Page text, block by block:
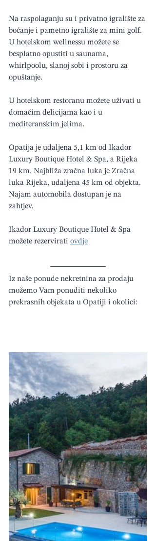
Na raspolaganju su i privatno igralište za
boćanje i pametno igralište za mini golf.
U hotelskom wellnessu možete se
besplatno opustiti u saunama,
whirlpoolu, slanoj sobi i prostoru za
opuštanje.
U hotelskom restoranu možete uživati ​​u
domaćim delicijama kao i u
mediteranskim jelima.
Opatija je udaljena 5,1 km od Ikador
Luxury Boutique Hotel & Spa, a Rijeka
19 km. Najbliža zračna luka je Zračna
luka Rijeka, udaljena 45 km od objekta.
Najam automobila dostupan je na
zahtjev.
Ikador Luxury Boutique Hotel & Spa
možete rezervirati ovdje
Iz naše ponude nekretnina za prodaju
možemo Vam ponuditi nekoliko
prekrasnih objekata u Opatiji i okolici: